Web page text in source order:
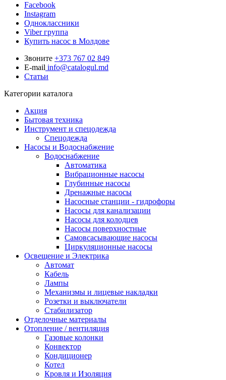
Facebook
Instagram
Одноклассники
Viber группа
Купить насос в Молдове
Звоните +373 767 02 849
E-mail info@catalogul.md
Статьи
Категории каталога
Акция
Бытовая техника
Инструмент и спецодежда
Спецодежда
Насосы и Водоснабжение
Водоснабжение
Автоматика
Вибрационные насосы
Глубинные насосы
Дренажные насосы
Насосные станции - гидрофоры
Насосы для канализации
Насосы для колодцев
Насосы поверхностные
Самовсасывающие насосы
Циркуляционные насосы
Освещение и Электрика
Автомат
Кабель
Лампы
Механизмы и лицевые накладки
Розетки и выключатели
Стабилизатор
Отделочные материалы
Отопление / вентиляция
Газовые колонки
Конвектор
Кондиционер
Котел
Кровля и Изоляция